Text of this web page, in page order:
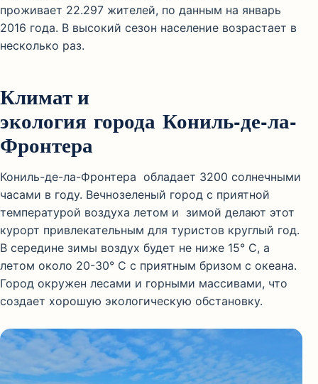
проживает 22.297 жителей, по данным на январь
2016 года. В высокий сезон население возрастает в
несколько раз.
Климат и
экология города Кониль-де-ла-
Фронтера
Кониль-де-ла-Фронтера обладает 3200 солнечными
часами в году. Вечнозеленый город с приятной
температурой воздуха летом и зимой делают этот
курорт привлекательным для туристов круглый год.
В середине зимы воздух будет не ниже 15° C, а
летом около 20-30° C с приятным бризом с океана.
Город окружен лесами и горными массивами, что
создает хорошую экологическую обстановку.